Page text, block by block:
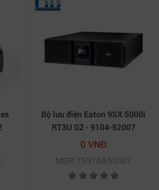
Bộ lưu điện Eaton 9SX 5000i
RT3U G2 - 9104-52007
(5000VA / 4500W)
0 VNĐ
MSP: TT-9104-52007